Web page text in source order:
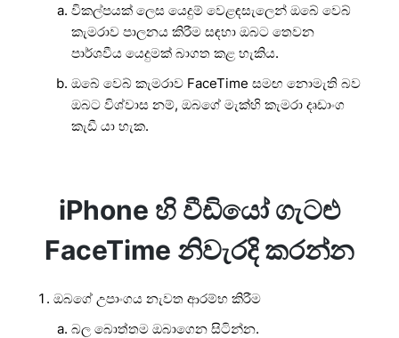
විකල්පයක් ලෙස යෙදුම් වෙළඳසැලෙන් ඔබේ වෙබ්
කැමරාව පාලනය කිරීම සඳහා ඔබට තෙවන
පාර්ශවීය යෙදුමක් බාගත කළ හැකිය.
ඔබේ වෙබ් කැමරාව FaceTime සමඟ නොමැති බව
ඔබට විශ්වාස නම්, ඔබගේ මැක්හි කැමරා දෘඩාංග
කැඩී යා හැක.
iPhone හි වීඩියෝ ගැටළු
FaceTime නිවැරදි කරන්න
ඔබගේ උපාංගය නැවත ආරම්භ කිරීම
බල බොත්තම ඔබාගෙන සිටින්න.